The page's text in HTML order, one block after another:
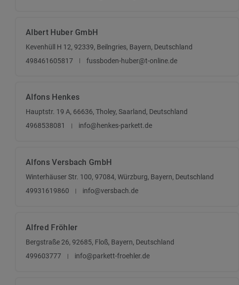
Albert Huber GmbH
Kevenhüll H 12, 92339, Beilngries, Bayern, Deutschland
498461605817
fussboden-huber@t-online.de
Alfons Henkes
Hauptstr. 19 A, 66636, Tholey, Saarland, Deutschland
4968538081
info@henkes-parkett.de
Alfons Versbach GmbH
Winterhäuser Str. 100, 97084, Würzburg, Bayern, Deutschland
49931619860
info@versbach.de
Alfred Fröhler
Bergstraße 26, 92685, Floß, Bayern, Deutschland
499603777
info@parkett-froehler.de